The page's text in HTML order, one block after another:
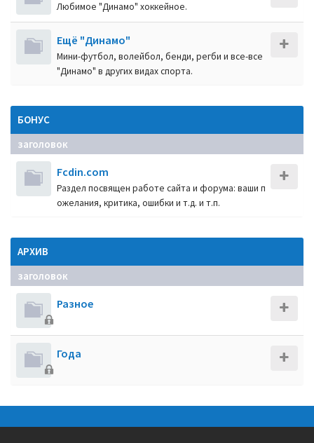
Любимое "Динамо" хоккейное.
Ещё "Динамо"
Мини-футбол, волейбол, бенди, регби и все-все
"Динамо" в других видах спорта.
БОНУС
заголовок
Fcdin.com
Раздел посвящен работе сайта и форума: ваши п
ожелания, критика, ошибки и т.д. и т.п.
АРХИВ
заголовок
Разное
Года